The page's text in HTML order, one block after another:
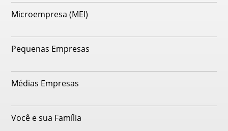
Microempresa (MEI)
Pequenas Empresas
Médias Empresas
Você e sua Família